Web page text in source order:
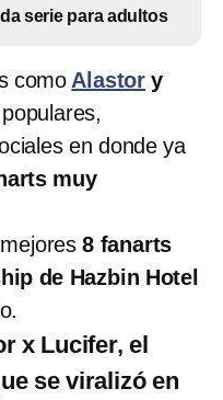
serie para adultos
como Alastor y
en donde ya
muy
8 fanarts
de Hazbin Hotel
x Lucifer, el
se viralizó en